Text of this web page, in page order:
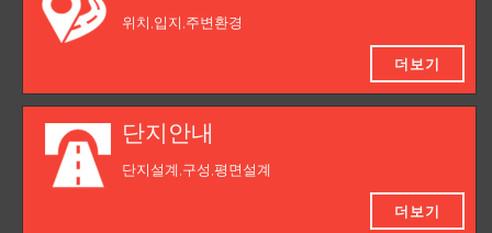
위치,입지,주변환경
더보기
단지안내
단지설계,구성,평면설계
더보기